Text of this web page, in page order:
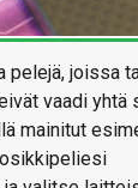
pelejä, joissa
vaadi yhtä
mainitut